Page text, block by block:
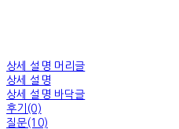
상세 설명 머리글
상세 설명
상세 설명 바닥글
후기(0)
질문(10)